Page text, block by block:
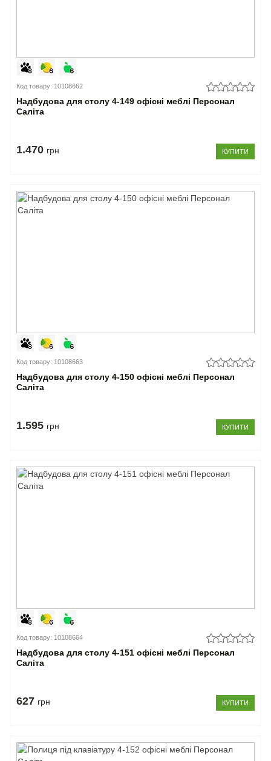
Код товару: 10108662
Надбудова для столу 4-149 офісні меблі Персонал
Саліта
1.470 грн КУПИТИ
Код товару: 10108663
Надбудова для столу 4-150 офісні меблі Персонал
Саліта
1.595 грн КУПИТИ
Код товару: 10108664
Надбудова для столу 4-151 офісні меблі Персонал
Саліта
627 грн КУПИТИ